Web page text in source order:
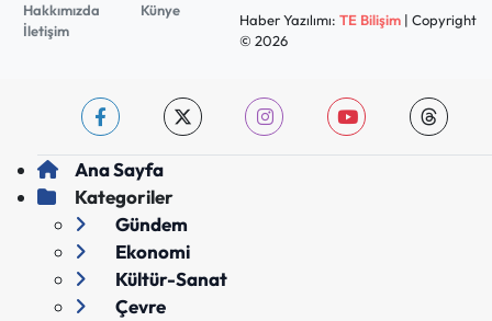
Hakkımızda
Künye
İletişim
Haber Yazılımı: TE Bilişim| Copyright
© 2026
Ana Sayfa
Kategoriler
Gündem
Ekonomi
Kültür-Sanat
Çevre